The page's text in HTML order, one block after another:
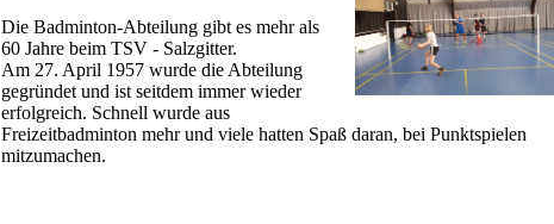
Die Badminton-Abteilung gibt es mehr als
60 Jahre beim TSV - Salzgitter.
Am 27. April 1957 wurde die Abteilung
gegründet und ist seitdem immer wieder
erfolgreich. Schnell wurde aus
Freizeitbadminton mehr und viele hatten Spaß daran, bei Punktspielen
mitzumachen.